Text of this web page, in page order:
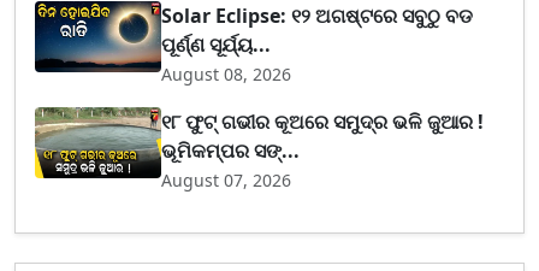
Solar Eclipse: ୧୨ ଅଗଷ୍ଟରେ ସବୁଠୁ ବଡ
ପୂର୍ଣ୍ଣ ସୂର୍ଯ୍ୟ...
August 08, 2026
୧୮ ଫୁଟ୍ ଗଭୀର କୂଅରେ ସମୁଦ୍ର ଭଳି ଜୁଆର !
ଭୂମିକମ୍ପର ସଙ୍...
August 07, 2026